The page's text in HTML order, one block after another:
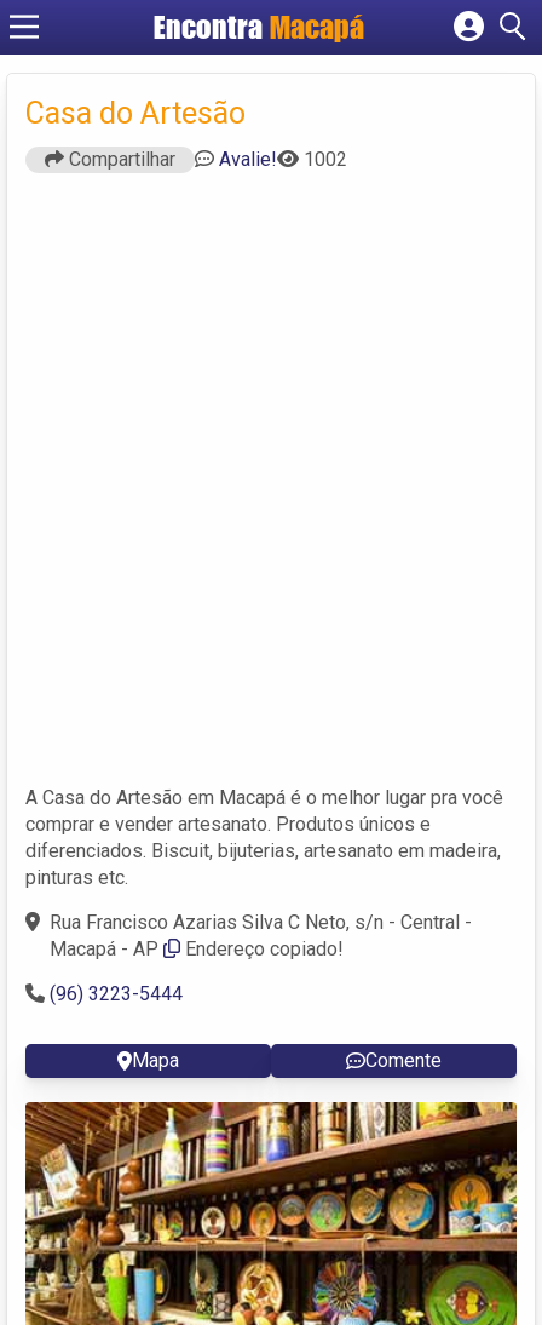
EncontraMacapá
Cadastrar empresa
Casa do Artesão
Compartilhar Avalie! 1002
A Casa do Artesão em Macapá é o melhor lugar pra você
comprar e vender artesanato. Produtos únicos e
diferenciados. Biscuit, bijuterias, artesanato em madeira,
pinturas etc.
Rua Francisco Azarias Silva C Neto, s/n - Central -
Macapá - AP
Endereço copiado!
(96) 3223-5444
Mapa Comente